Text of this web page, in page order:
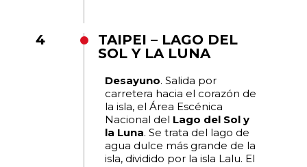
4
TAIPEI – LAGO DEL
SOL Y LA LUNA
Desayuno. Salida por
carretera hacia el corazón de
la isla, el Área Escénica
Nacional del Lago del Sol y
la Luna. Se trata del lago de
agua dulce más grande de la
isla, dividido por la isla Lalu. El